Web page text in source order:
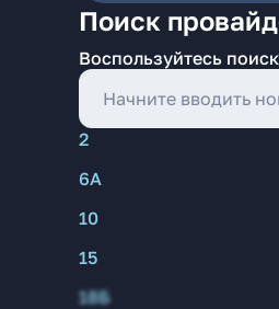
Поиск
Воспользуйтесь
2
6А
10
15
18Б